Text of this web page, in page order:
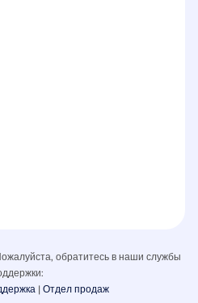
обратитесь в наши службы
|Отдел продаж